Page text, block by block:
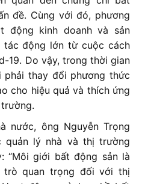
đề. Cùng với đó, phương
động kinh doanh và sản
tác động lớn từ cuộc cách
19. Do vậy, trong thời gian
phải thay đổi phương thức
cho hiệu quả và thích ứng
nước, ông Nguyễn Trọng
quản lý nhà và thị trường
“Môi giới bất động sản là
trò quan trọng đối với thị